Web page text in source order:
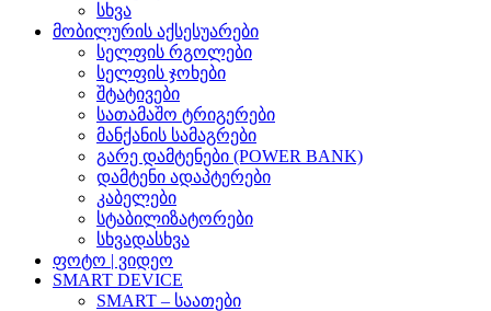
სხვა
მობილურის აქსესუარები
სელფის რგოლები
სელფის ჯოხები
შტატივები
სათამაშო ტრიგერები
მანქანის სამაგრები
გარე დამტენები (POWER BANK)
დამტენი ადაპტერები
კაბელები
სტაბილიზატორები
სხვადასხვა
ფოტო | ვიდეო
SMART DEVICE
SMART – საათები